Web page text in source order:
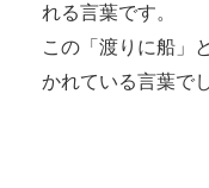
れる言葉です。
この「渡りに船」
かれている言葉で